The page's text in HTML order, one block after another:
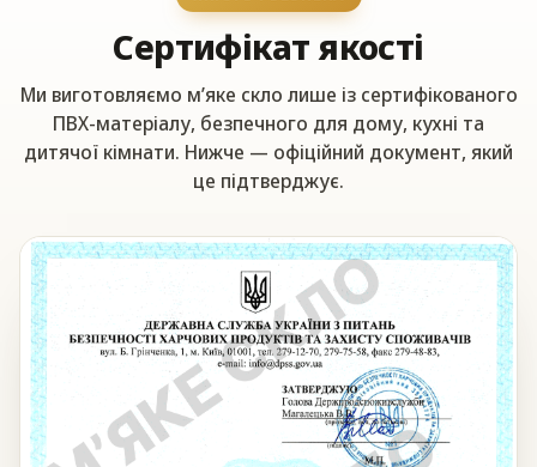
Сертифікат якості
Ми виготовляємо м’яке скло лише із сертифікованого
ПВХ-матеріалу, безпечного для дому, кухні та
дитячої кімнати. Нижче — офіційний документ, який
це підтверджує.